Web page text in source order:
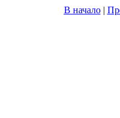
В начало|